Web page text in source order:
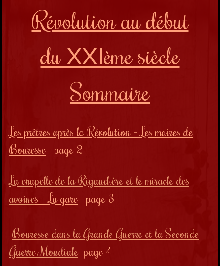
Révolution au début
du XXIème siècle
Sommaire
Les prêtres après la Révolution - Les maires de
Bouresse page 2
La chapelle de la Rigaudière et le miracle des
avoines - La gare page 3
Bouresse dans la Grande Guerre et la Seconde
Guerre Mondiale page 4